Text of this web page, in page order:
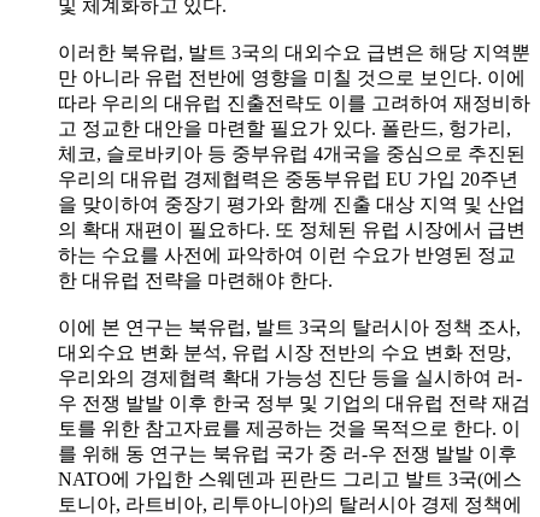
및 체계화하고 있다.
이러한 북유럽, 발트 3국의 대외수요 급변은 해당 지역뿐
만 아니라 유럽 전반에 영향을 미칠 것으로 보인다. 이에
따라 우리의 대유럽 진출전략도 이를 고려하여 재정비하
고 정교한 대안을 마련할 필요가 있다. 폴란드, 헝가리,
체코, 슬로바키아 등 중부유럽 4개국을 중심으로 추진된
우리의 대유럽 경제협력은 중동부유럽 EU 가입 20주년
을 맞이하여 중장기 평가와 함께 진출 대상 지역 및 산업
의 확대 재편이 필요하다. 또 정체된 유럽 시장에서 급변
하는 수요를 사전에 파악하여 이런 수요가 반영된 정교
한 대유럽 전략을 마련해야 한다.
이에 본 연구는 북유럽, 발트 3국의 탈러시아 정책 조사,
대외수요 변화 분석, 유럽 시장 전반의 수요 변화 전망,
우리와의 경제협력 확대 가능성 진단 등을 실시하여 러-
우 전쟁 발발 이후 한국 정부 및 기업의 대유럽 전략 재검
토를 위한 참고자료를 제공하는 것을 목적으로 한다. 이
를 위해 동 연구는 북유럽 국가 중 러-우 전쟁 발발 이후
NATO에 가입한 스웨덴과 핀란드 그리고 발트 3국(에스
토니아, 라트비아, 리투아니아)의 탈러시아 경제 정책에